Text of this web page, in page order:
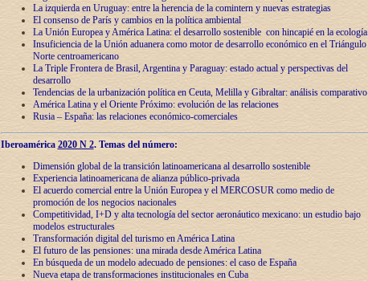
La izquierda en Uruguay: entre la herencia de lа comintern y nuevas estrategias
El consenso de París y cambios en la política ambiental
La Unión Europea y América Latina: el desarrollo sostenible con hincapié en la ecología
Insuficiencia de la Unión aduanera como motor de desarrollo económico en el Triángulo
Norte centroamericano
La Triple Frontera de Brasil, Argentina y Paraguay: estado actual y perspectivas del
desarrollo
Tendencias de la urbanización política en Ceuta, Melilla y Gibraltar: análisis comparativo
América Latina y el Oriente Próximo: evolución de las relaciones
Rusia – España: las relaciones económico-comerciales
Iberoamérica 2020 N 2.Temas del número:
Dimensión global de la transición latinoamericana al desarrollo sostenible
Experiencia latinoamericana de alianza público-privada
El acuerdo comercial entre la Unión Europea y el MERCOSUR como medio de
promoción de los negocios nacionales
Competitividad, I+D y alta tecnología del sector aeronáutico mexicano: un estudio bajo
modelos estructurales
Transformación digital del turismo en América Latina
El futuro de las pensiones: una mirada desde América Latina
En búsqueda de un modelo adecuado de pensiones: el caso de España
Nueva etapa de transformaciones institucionales en Cuba